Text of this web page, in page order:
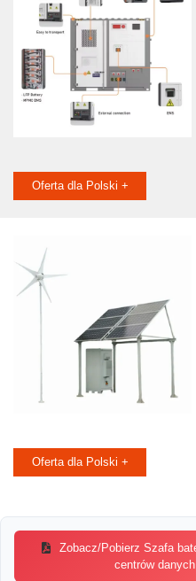
Oferta dla Polski +
Oferta dla Polski +
Zobacz/Pobierz Szafa
centrów